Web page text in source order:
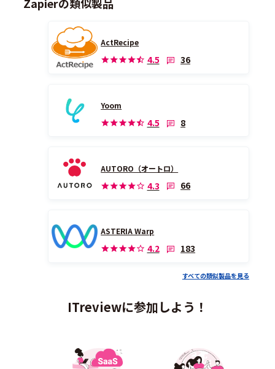
ActRecipe
4.5 36
Yoom
4.5 8
AUTORO（オートロ）
4.3 66
ASTERIA Warp
4.2 183
すべての類似製品を見る
ITreviewに参加しよう！